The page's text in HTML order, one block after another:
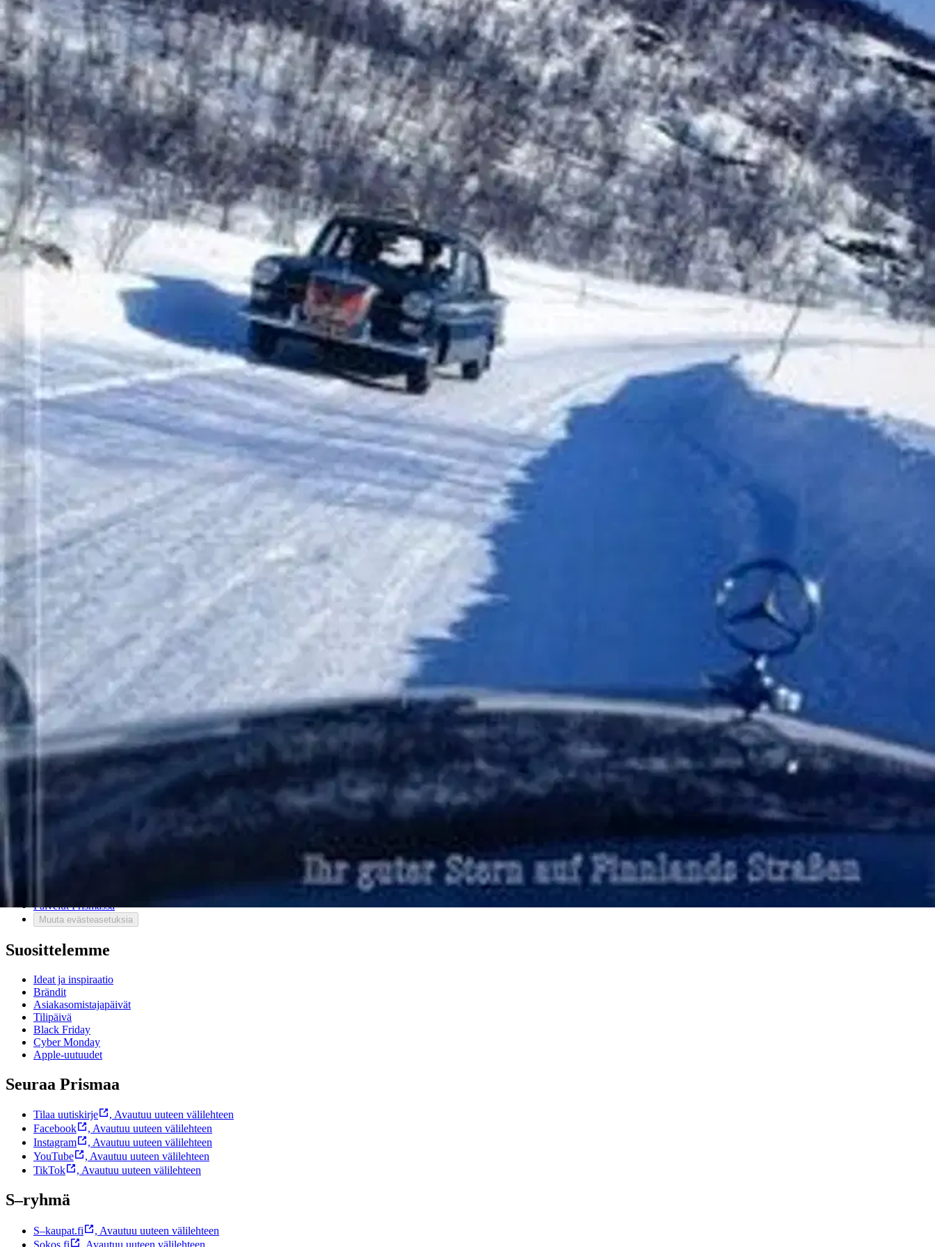
Ilmainen toimitus yli 100 €:n tilauksille Postin pakettiautomaattiin tai palvelupisteeseen!
Etu ei koske Suuri‑lisäpalvelulla toimitettavia tuotteita.
Tarkista myymäläsaatavuus
Ei saatavilla
Tuotekuvaus
Suomessa on vaikuttanut runsaan vuosisadan ajan laaja kirjo Mercedes-Benzejä. Kalliit edustus-henkilöautot, arkiset taksit ja raskaat kuorma-autot ovat kulkeneet liikenteessä rinta rinnan. Myös Johtotähti
Suomen Teillä -kirjassa erilaiset Mersut saavat ansaitsemansa huomion.Teos sisältää paljon yksityiskohtaista tietoa Suomessa vaikuttaneista Johtotähdistä, mutta on samalla mielenkiintoinen, yhden automerkin
näkökulmasta luotaava katsaus suomalaisen yhteiskunnan vaiheisiin ja muutoksiin 1900-luvun ensimmäisistä vuosista aina 2000-luvun alkuun. Lukija johdatetaan Johtotähden maailmaan runsaalla kuvituksella.
Näytä lisää tuotekuvausta
Ominaisuudet
Oletko tyytyväinen tuotetietoihin?
Ovatko tuotetiedot riittävät? Jos tuotetiedoissa on puutteita tai niitä voisi muuten parantaa, anna palautetta.
Anna palautetta,Avautuu uuteen välilehteen
Verkkokauppa
Ohjeet
Ensitilaajan pikaopas
Myymälänouto
Palautukset
Reklamaatio
Maksutavat
Asennuspalvelut
Tilaus- ja toimitusehdot
Käyttöehdot
Tietosuojakäytäntö
Saavutettavuus
Vastuullisuus
Sivukartta
Asiakaspalvelu
Palvelut Prismassa
Muuta evästeasetuksia
Suosittelemme
Ideat ja inspiraatio
Brändit
Asiakasomistajapäivät
Tilipäivä
Black Friday
Cyber Monday
Apple-uutuudet
Seuraa Prismaa
Tilaa uutiskirje , Avautuu uuteen välilehteen
Facebook
, Avautuu uuteen välilehteen
Instagram
, Avautuu uuteen välilehteen
YouTube
, Avautuu uuteen välilehteen
TikTok
, Avautuu uuteen välilehteen
S–ryhmä
S–kaupat.fi , Avautuu uuteen välilehteen